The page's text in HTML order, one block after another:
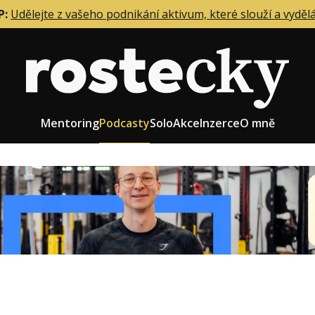
Udělejte z vašeho podnikání aktivum, které slouží a
MentoringPodcastySoloAkceInzerceO mně
firmy
zaměstnanců
Role zakladatele/CEO
Růst firmy